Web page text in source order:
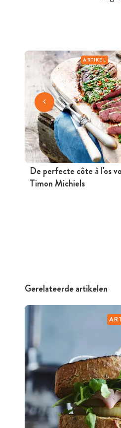
ARTIKEL
De perfecte côte à l'os
Timon Michiels
Gerelateerde artikelen